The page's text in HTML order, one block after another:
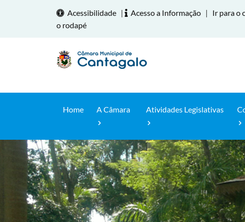
Acessibilidade | Acesso a Informação | Ir para o
o rodapé
Home A Câmara Atividades Legislativas